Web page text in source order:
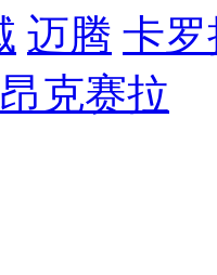
迈腾 卡罗
克赛拉